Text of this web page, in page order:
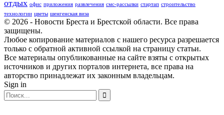
отдых офис приложения развлечения смс-рассылки стартап строительство
технологии цветы шенгенская виза
© 2026 - Новости Бреста и Брестской области. Все права
защищены.
Любое копирование материалов с нашего ресурса разрешается
только с обратной активной ссылкой на страницу статьи.
Все материалы опубликованные на сайте взяты с открытых
источников и других порталов интернета, все права на
авторство принадлежат их законным владельцам.
Sign in